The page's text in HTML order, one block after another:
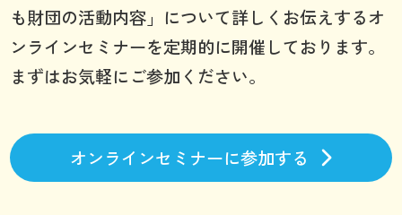
も財団の活動内容」について詳しくお伝えするオ
ンラインセミナーを定期的に開催しております。
まずはお気軽にご参加ください。
オンラインセミナーに参加する